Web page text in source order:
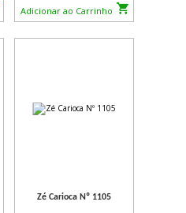
Adicionar ao Carrinho
Zé Carioca Nº 1105